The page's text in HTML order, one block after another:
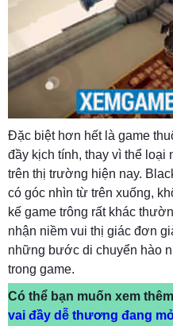
Đặc biệt hơn hết là game
đầy kịch tính, thay vì thể loại
trên thị trường hiện nay.
có góc nhìn từ trên xuống,
kế game trông rất khác
nhận niềm vui thị giác đơn
những bước di chuyển hào
trong game.
Có thể bạn muốn xem
vai đầy dễ thương đang